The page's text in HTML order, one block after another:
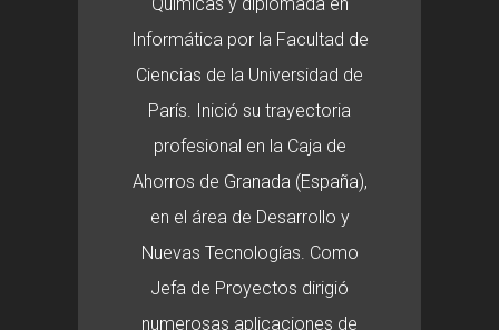
Informática por la Facultad de
Ciencias de la Universidad de
París. Inició su trayectoria
profesional en la Caja de
Ahorros de Granada (España),
en el área de Desarrollo y
Nuevas Tecnologías. Como
Jefa de Proyectos dirigió
numerosas aplicaciones de